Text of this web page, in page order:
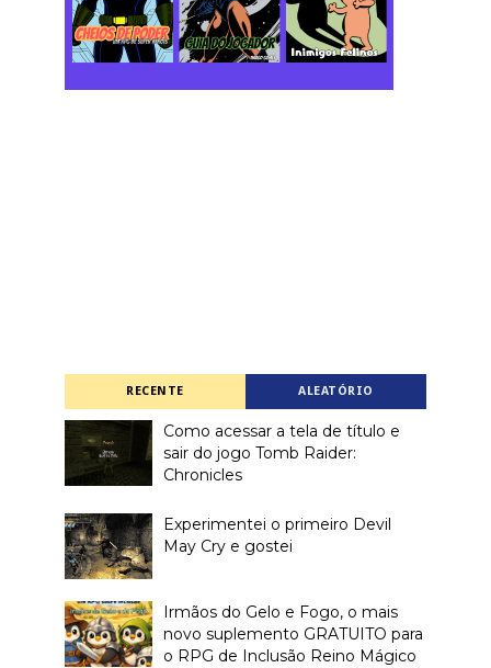
RECENTE ALEATÓRIO
Como acessar a tela de título e
sair do jogo Tomb Raider:
Chronicles
Experimentei o primeiro Devil
May Cry e gostei
Irmãos do Gelo e Fogo, o mais
novo suplemento GRATUITO para
o RPG de Inclusão Reino Mágico